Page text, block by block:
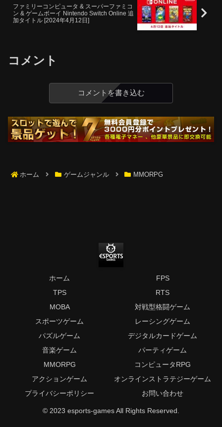
ファミリーコンピュータ & スーパーファミコ
ン & ゲームボーイ Nintendo Switch Online 追
加タイトル [2024年4月12日]
コメント
コメントを書き込む
ホーム ゲームジャンル MMORPG
ホーム
FPS
TPS
RTS
MOBA
対戦型格闘ゲーム
スポーツゲーム
レーシングゲーム
パズルゲーム
デジタルカードゲーム
音楽ゲーム
パーティゲーム
MMORPG
コンピュータRPG
アクションゲーム
オンラインストラテジーゲーム
プライバシーポリシー
お問い合わせ
© 2023 esports-games All Rights Reserved.